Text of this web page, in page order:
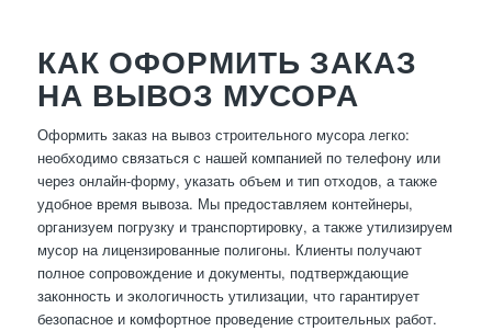
КАК ОФОРМИТЬ ЗАКАЗ
НА ВЫВОЗ МУСОРА
Оформить заказ на вывоз строительного мусора легко:
необходимо связаться с нашей компанией по телефону или
через онлайн-форму, указать объем и тип отходов, а также
удобное время вывоза. Мы предоставляем контейнеры,
организуем погрузку и транспортировку, а также утилизируем
мусор на лицензированные полигоны. Клиенты получают
полное сопровождение и документы, подтверждающие
законность и экологичность утилизации, что гарантирует
безопасное и комфортное проведение строительных работ.